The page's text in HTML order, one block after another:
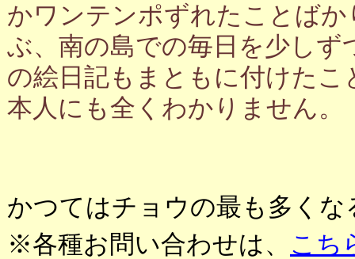
かワンテンポずれたことば
ぶ、南の島での毎日を少し
の絵日記もまともに付けた
本人にも全くわかりません。
かつてはチョウの最も多く
※各種お問い合わせは、 こち